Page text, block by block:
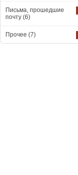
Письма, прошедшие
почту (6)
Прочее (7)